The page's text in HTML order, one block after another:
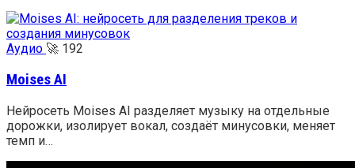
Аудио 🚀 192
Moises AI
Нейросеть Moises AI разделяет музыку на отдельные
дорожки, изолирует вокал, создаёт минусовки, меняет
темп и…